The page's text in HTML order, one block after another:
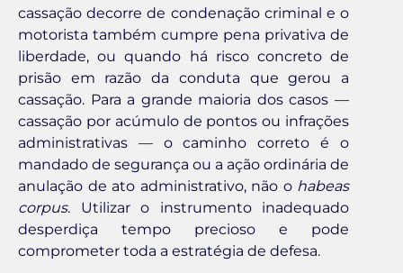
cassação decorre de condenação criminal e o
motorista também cumpre pena privativa de
liberdade, ou quando há risco concreto de
prisão em razão da conduta que gerou a
cassação. Para a grande maioria dos casos —
cassação por acúmulo de pontos ou infrações
administrativas — o caminho correto é o
mandado de segurança ou a ação ordinária de
anulação de ato administrativo, não o habeas
corpus. Utilizar o instrumento inadequado
desperdiça tempo precioso e pode
comprometer toda a estratégia de defesa.